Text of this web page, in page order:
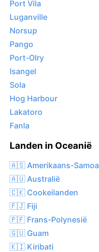
Port Vila
Luganville
Norsup
Pango
Port-Olry
Isangel
Sola
Hog Harbour
Lakatoro
Fanla
Landen in Oceanië
🇦🇸 Amerikaans-Samoa
🇦🇺 Australië
🇨🇰 Cookeilanden
🇫🇯 Fiji
🇵🇫 Frans-Polynesië
🇬🇺 Guam
🇰🇮 Kiribati